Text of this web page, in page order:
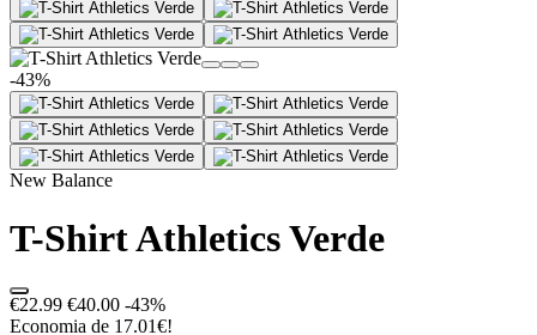
+de 36.000 reviews
-43%
New Balance
T-Shirt Athletics Verde
€22.99 €40.00 -43%
Economia de 17.01€!